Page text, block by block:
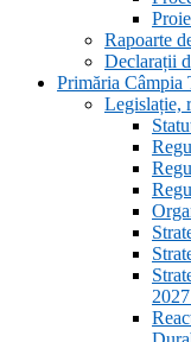
Rapoarte
Declarații
Primăria Câmpia
Legislație,